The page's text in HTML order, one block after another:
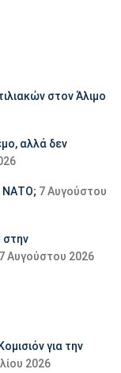
στον Άλιμο
αλλά δεν
ΝΑΤΟ; 7 Αυγούστου
στην
7 Αυγούστου 2026
για την
2026